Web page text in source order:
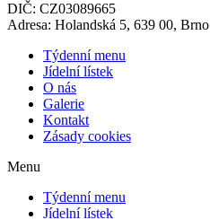
DIČ: CZ03089665
Adresa: Holandská 5, 639 00, Brno
Týdenní menu
Jídelní lístek
O nás
Galerie
Kontakt
Zásady cookies
Menu
Týdenní menu
Jídelní lístek